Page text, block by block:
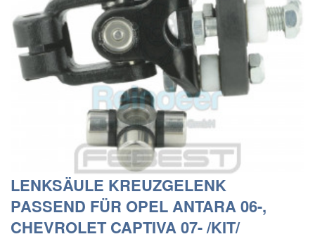
LENKSÄULE KREUZGELENK
PASSEND FÜR OPEL ANTARA 06-,
CHEVROLET CAPTIVA 07- /KIT/